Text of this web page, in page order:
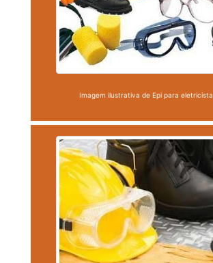
Imagem ilustrativa de Epi para eletricista